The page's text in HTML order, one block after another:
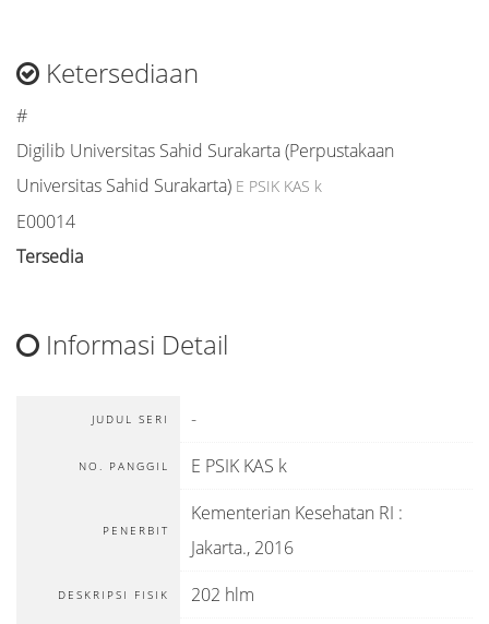
Ketersediaan
#
Digilib Universitas Sahid Surakarta (Perpustakaan
Universitas Sahid Surakarta) E PSIK KAS k
E00014
Tersedia
Informasi Detail
JUDUL SERI -
NO. PANGGIL E PSIK KAS k
PENERBIT
Kementerian Kesehatan RI :
Jakarta., 2016
DESKRIPSI FISIK 202 hlm